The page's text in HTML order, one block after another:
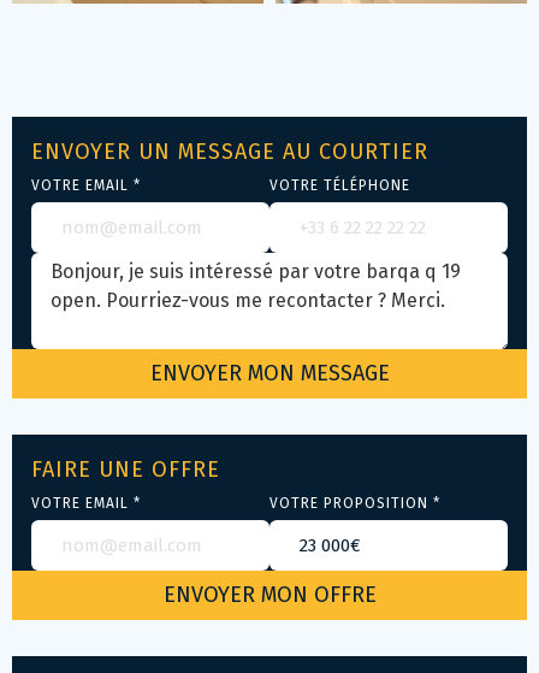
ENVOYER UN MESSAGE AU COURTIER
VOTRE EMAIL * VOTRE TÉLÉPHONE
FAIRE UNE OFFRE
VOTRE EMAIL * VOTRE PROPOSITION *